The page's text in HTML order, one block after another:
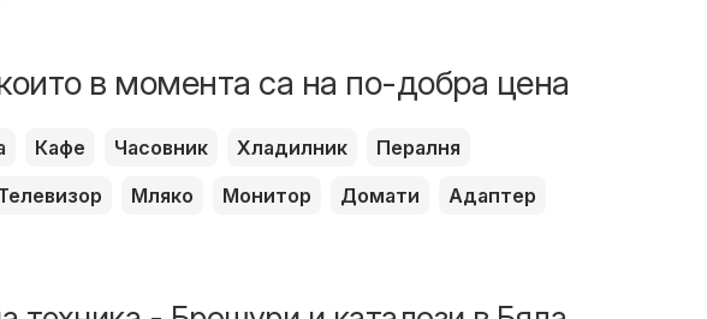
в момента са на по-добра цена
Кафе Часовник Хладилник
Пералня
Мляко Монитор Домати
Адаптер